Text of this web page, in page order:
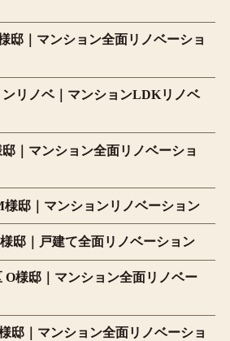
邸｜マンション全面リノベーショ
ンリノベ｜マンションLDKリノベ
｜マンション全面リノベーショ
様邸｜マンションリノベーション
邸｜戸建て全面リノベーション
O様邸｜マンション全面リノベー
邸｜マンション全面リノベーショ